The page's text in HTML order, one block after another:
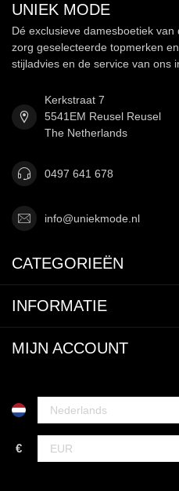
UNIEK MODE
Dé exclusieve damesboetiek
zorg geselecteerde topmerken
stijladvies en de service van ons
Kerkstraat 7
5541EM Reusel Reusel
The Netherlands
0497 641 678
info@uniekmode.nl
CATEGORIEËN
INFORMATIE
MIJN ACCOUNT
€